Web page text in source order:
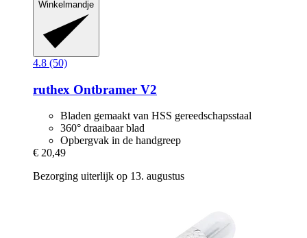
Winkelmandje
4.8 (50)
ruthex Ontbramer V2
Bladen gemaakt van HSS gereedschapsstaal
360° draaibaar blad
Opbergvak in de handgreep
€ 20,49
Bezorging uiterlijk op 13. augustus